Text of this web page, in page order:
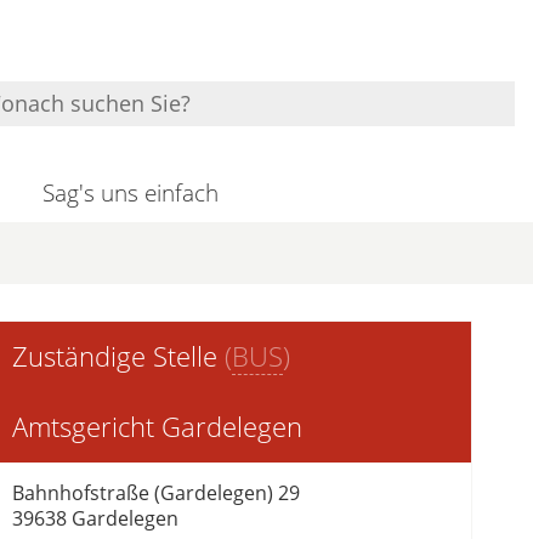
Sag's uns einfach
Zuständige Stelle (BUS)
Amtsgericht Gardelegen
Bahnhofstraße (Gardelegen) 29
39638 Gardelegen